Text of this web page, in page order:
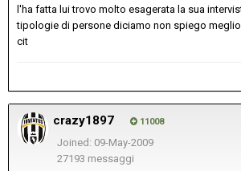
l'ha fatta lui trovo molto esagerata la sua
tipologie di persone diciamo non spiego
cit
crazy1897 11008
Joined: 09-May-2009
27193 messaggi